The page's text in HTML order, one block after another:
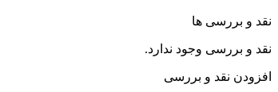
نقد و بررسی ها
نقد و بررسی وجود ندارد.
افزودن نقد و بررسی